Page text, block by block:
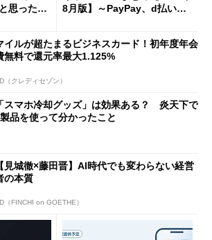
思った」
8月版】～PayPay、d払い、a
イルが超たまるビジネスカード！初年度年会
無料で還元率最大1.125%
（クレディセゾン）
「スマホ冷却グッズ」は効果ある？ 炎天下で
品を使って分かったこと
【見城徹×藤田晋】AI時代でも変わらない経営
の本質
（FINCHI on GOETHE）